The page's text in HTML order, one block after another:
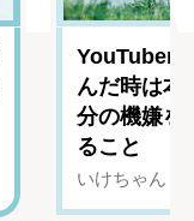
YouTuber
んだ時は
分の機嫌を
ること
いけちゃん（